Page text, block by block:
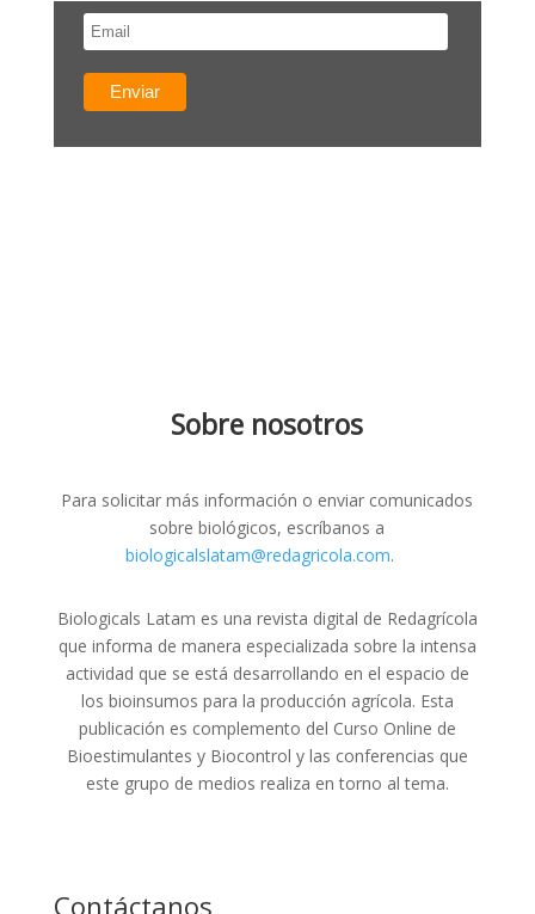
Sobre nosotros
Para solicitar más información o enviar comunicados
sobre biológicos, escríbanos a
biologicalslatam@redagricola.com.
Biologicals Latam es una revista digital de Redagrícola
que informa de manera especializada sobre la intensa
actividad que se está desarrollando en el espacio de
los bioinsumos para la producción agrícola. Esta
publicación es complemento del Curso Online de
Bioestimulantes y Biocontrol y las conferencias que
este grupo de medios realiza en torno al tema.
Contáctanos